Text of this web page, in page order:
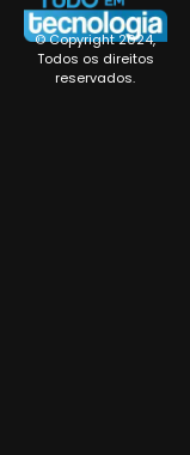
© Copyright 2024,
Todos os direitos
reservados.